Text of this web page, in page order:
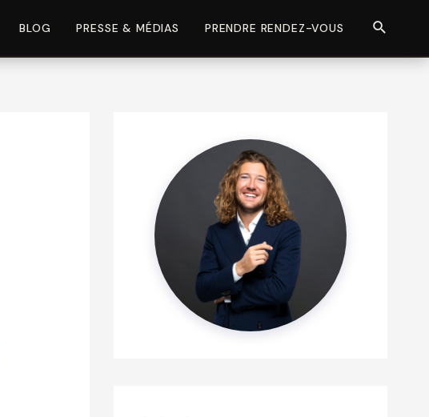
BLOG PRESSE & MÉDIAS PRENDRE RENDEZ-VOUS